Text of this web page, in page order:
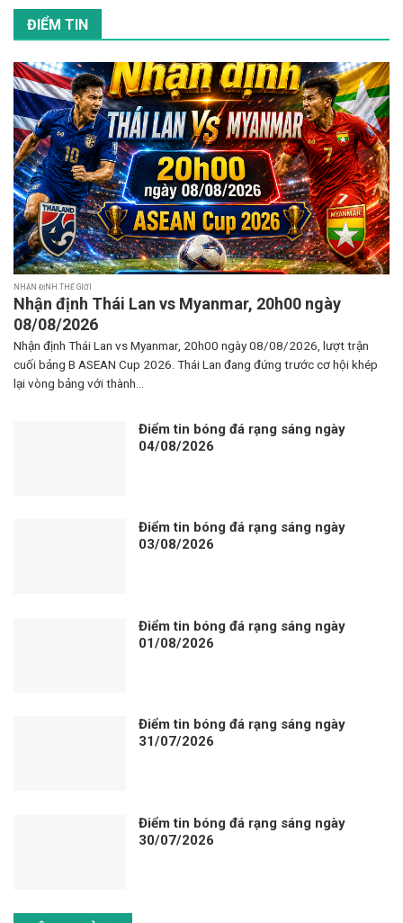
ĐIỂM TIN
NHẬN ĐỊNH THẾ GIỚI
Nhận định Thái Lan vs Myanmar, 20h00 ngày
08/08/2026
Nhận định Thái Lan vs Myanmar, 20h00 ngày 08/08/2026, lượt trận
cuối bảng B ASEAN Cup 2026. Thái Lan đang đứng trước cơ hội khép
lại vòng bảng với thành...
Điểm tin bóng đá rạng sáng ngày
04/08/2026
Điểm tin bóng đá rạng sáng ngày
03/08/2026
Điểm tin bóng đá rạng sáng ngày
01/08/2026
Điểm tin bóng đá rạng sáng ngày
31/07/2026
Điểm tin bóng đá rạng sáng ngày
30/07/2026